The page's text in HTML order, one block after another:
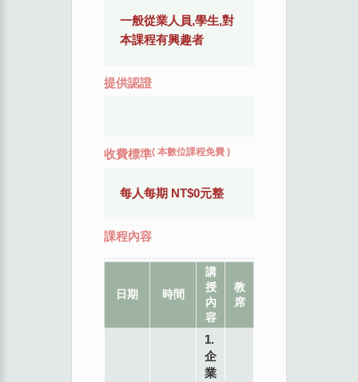
一般從業人員,學生,對
本課程有興趣者
提供認證
收費標準( 本數位課程免費 )
每人每期 NT$0元整
課程內容
日期 時間
講
授
內
容
教
席
1.
企
業